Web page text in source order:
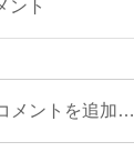
ント
メントを追加…